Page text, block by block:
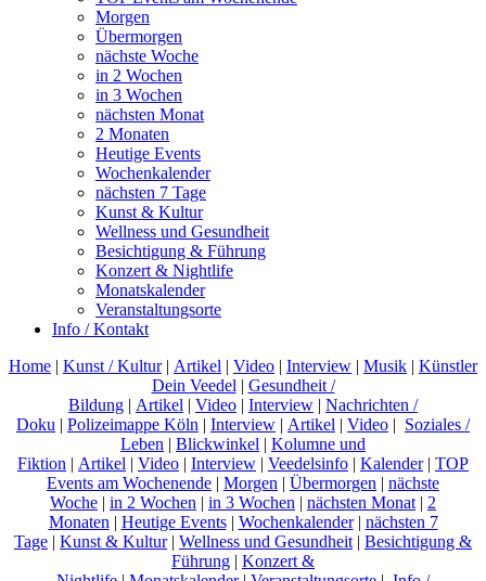
Morgen
Übermorgen
nächste Woche
in 2 Wochen
in 3 Wochen
nächsten Monat
2 Monaten
Heutige Events
Wochenkalender
nächsten 7 Tage
Kunst & Kultur
Wellness und Gesundheit
Besichtigung & Führung
Konzert & Nightlife
Monatskalender
Veranstaltungsorte
Info / Kontakt
Home | Kunst / Kultur| Artikel | Video | Interview | Musik | Künstler
Dein Veedel | Gesundheit /
Bildung | Artikel | Video | Interview | Nachrichten /
Doku | Polizeimappe Köln | Interview | Artikel | Video | Soziales /
Leben | Blickwinkel | Kolumne und
Fiktion | Artikel | Video | Interview | Veedelsinfo | Kalender| TOP
Events am Wochenende | Morgen | Übermorgen | nächste
Woche | in 2 Wochen | in 3 Wochen | nächsten Monat | 2
Monaten | Heutige Events| Wochenkalender| nächsten 7
Tage | Kunst & Kultur| Wellness und Gesundheit | Besichtigung &
Führung | Konzert &